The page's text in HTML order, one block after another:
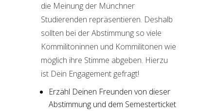
die Meinung der Münchner
Studierenden repräsentieren. Deshalb
sollten bei der Abstimmung so viele
Kommilitoninnen und Kommilitonen wie
möglich ihre Stimme abgeben. Hierzu
ist Dein Engagement gefragt!
Erzähl Deinen Freunden von dieser
Abstimmung und dem Semesterticket